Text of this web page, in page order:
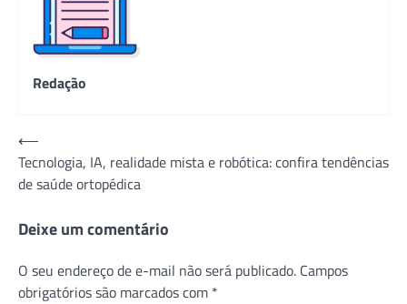
Redação
Navegação
de
Post
⟵
Tecnologia, IA, realidade mista e robótica: confira tendências
de saúde ortopédica
Deixe um comentário
O seu endereço de e-mail não será publicado. Campos
obrigatórios são marcados com *